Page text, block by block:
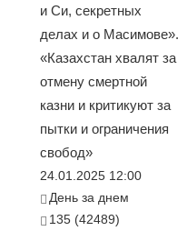
и Си, секретных
делах и о Масимове».
«Казахстан хвалят за
отмену смертной
казни и критикуют за
пытки и ограничения
свобод»
24.01.2025 12:00
День за днем
135 (42489)